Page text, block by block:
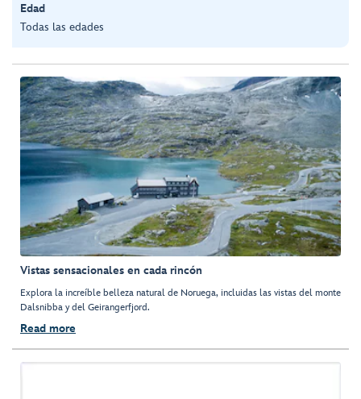
Edad
Todas las edades
Vistas sensacionales en cada rincón
Explora la increíble belleza natural de Noruega, incluidas las vistas del monte
Dalsnibba y del Geirangerfjord.
Read more